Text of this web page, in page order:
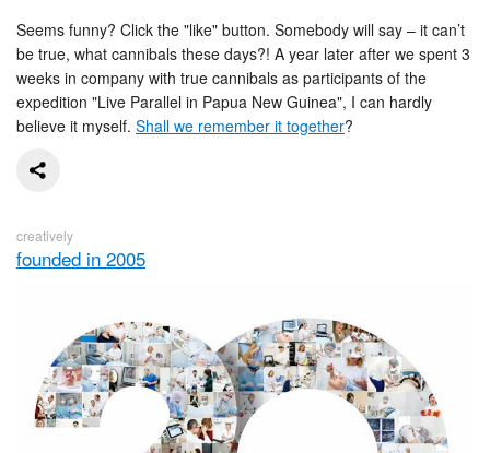
Seems funny? Click the "like" button. Somebody will say – it can’t
be true, what cannibals these days?! A year later after we spent 3
weeks in company with true cannibals as participants of the
expedition "Live Parallel in Papua New Guinea", I can hardly
believe it myself. Shall we remember it together?
creatively
founded in 2005